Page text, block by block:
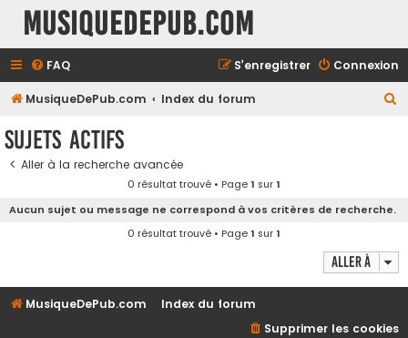
MusiqueDePub.com
FAQ Connexion
S’enregistrer
MusiqueDePub.com Index du forum
e
Sujets actifs
Aller à la recherche avancée
0 résultat trouvé • Page1 sur1
Aucun sujet ou message ne correspond à vos critères de recherche.
0 résultat trouvé • Page1 sur1
Aller à
MusiqueDePub.com
Index du forum
Supprimer les cookies